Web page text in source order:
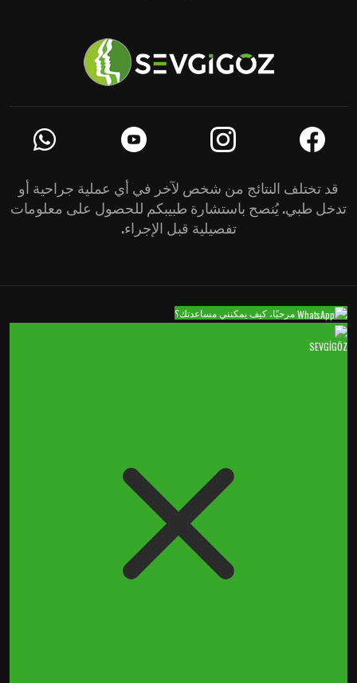
قد تختلف النتائج من شخص لآخر في أي عملية جراحية أو
تدخل طبي. يُنصح باستشارة طبيبكم للحصول على معلومات
تفصيلية قبل الإجراء.
مرحبًا، كيف يمكنني مساعدتك؟
SEVGİGÖZ